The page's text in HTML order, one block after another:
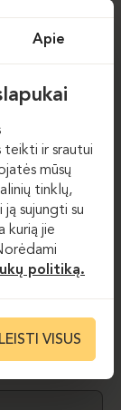
Apie
teikti ir srautui
mūsų
tinklų,
sujungti su
kurią jie
politiką.
LEISTI VISUS